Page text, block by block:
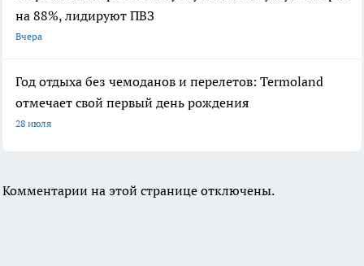
на 88%, лидируют ПВЗ
Вчера
Год отдыха без чемоданов и перелетов: Termoland
отмечает свой первый день рождения
28 июля
Комментарии на этой странице отключены.